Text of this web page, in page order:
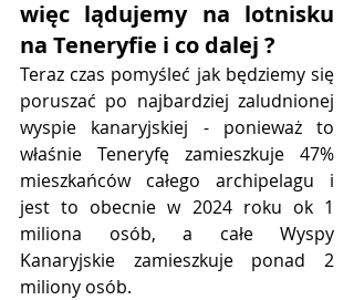
więc lądujemy na lotnisku
na Teneryfie i co dalej ?
Teraz czas pomyśleć jak będziemy się
poruszać po najbardziej zaludnionej
wyspie kanaryjskiej - ponieważ to
właśnie Teneryfę zamieszkuje 47%
mieszkańców całego archipelagu i
jest to obecnie w 2024 roku ok 1
miliona osób, a całe Wyspy
Kanaryjskie zamieszkuje ponad 2
miliony osób.